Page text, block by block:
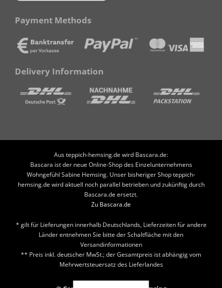
Payment Methods
Delivery Information
Aus teppich-hemsing.de wird Bascara.de:
Bascara ist der neue Online-Shop des Einzelunternehmens
Wohngefühl Sabine Hemsing. Unser bisheriger Shop teppich-
hemsing.de wird aktuell noch parallel betrieben und zukünftig durch
Bascara.de ersetzt.
Zu Bascara.de
* gilt für Lieferungen innerhalb Deutschlands, Lieferzeiten für andere
Länder entnehmen Sie bitte der Schaltfläche mit den
Versandinformationen
** Preis inkl. deutscher MwSt.; der Gesamtpreis ist abhängig vom
Mehrwertsteuersatz des Lieferlandes